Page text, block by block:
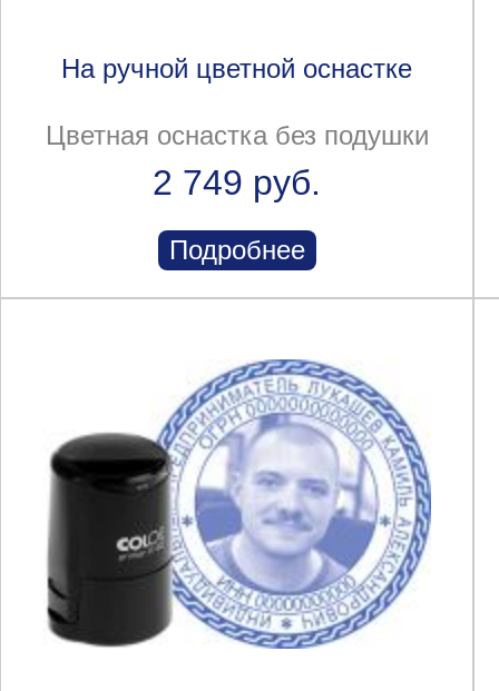
На ручной цветной оснастке
Цветная оснастка без подушки
2 749 руб.
Подробнее